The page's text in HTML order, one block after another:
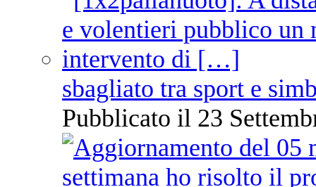
sbagliato tra sport e
Pubblicato il 23